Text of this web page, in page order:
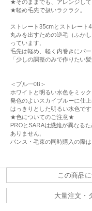
★そのままでも、アレンジして
★軽め毛先で扱いラクラク。
ストレート35cmとストレート
丸みを出すための逆毛（ふか
っています。
毛先は軽め、軽く内巻きにパ
「少しの調整のみで作りたい
＜ブルー08＞
ホワイトと明るい水色をミック
発色のよいスカイブルーに仕上
はっきりとした明るい水色です
★色についてのご注意★
PROとSARAは繊維が異なる
ありません。
バンス・毛束の同時購入の際は
この商品
大量注文・